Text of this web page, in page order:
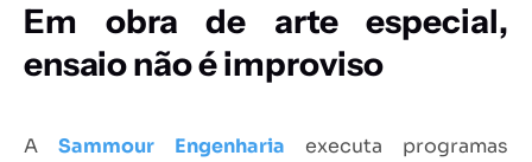
Em obra de arte especial,
ensaio não é improviso
ASammour Engenharia executa programas